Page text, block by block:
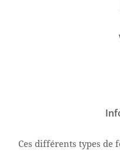
Ces différents types de